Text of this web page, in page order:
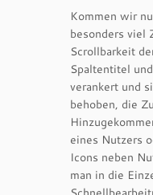
Kommen wir
besonders viel
Scrollbarkeit
Spaltentitel
verankert und
behoben, die
eines Nutzers
Icons neben
man in die